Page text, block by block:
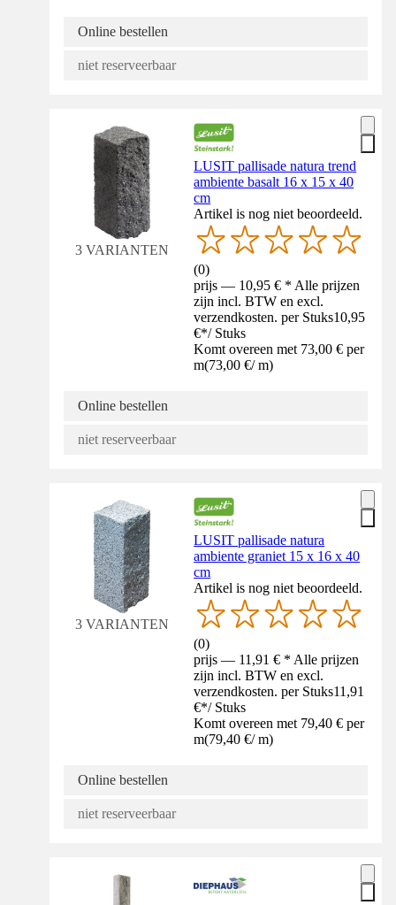
Online bestellen
niet reserveerbaar
3 VARIANTEN
LUSIT pallisade natura trend
ambiente basalt 16 x 15 x 40
cm
Artikel is nog niet beoordeeld.
(0)
prijs — 10,95 € * Alle prijzen
zijn incl. BTW en excl.
verzendkosten. per Stuks10,95
€*/ Stuks
Komt overeen met 73,00 € per
m(73,00 €/ m)
Online bestellen
niet reserveerbaar
3 VARIANTEN
LUSIT pallisade natura
ambiente graniet 15 x 16 x 40
cm
Artikel is nog niet beoordeeld.
(0)
prijs — 11,91 € * Alle prijzen
zijn incl. BTW en excl.
verzendkosten. per Stuks11,91
€*/ Stuks
Komt overeen met 79,40 € per
m(79,40 €/ m)
Online bestellen
niet reserveerbaar